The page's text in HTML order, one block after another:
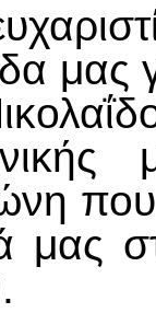
μας
που
μας